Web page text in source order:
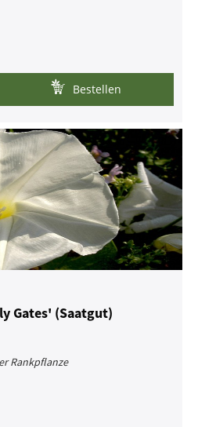
Bestellen
Gates' (Saatgut)
Rankpflanze